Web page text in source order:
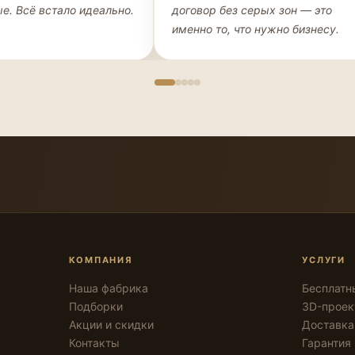
Всё встало идеально.
договор без серых зон — это
именно то, что нужно бизнесу.
КОМПАНИЯ
Наша фабрика
Подборки
Акции и скидки
Контакты
УСЛУГИ
3D-
Гарантия